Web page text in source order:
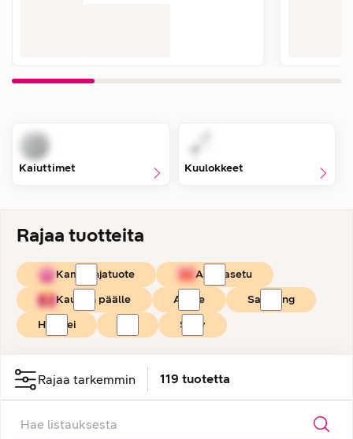
Kaiuttimet Kuulokkeet
Rajaa tuotteita
Kampanjatuote
Asiakasetu
Kaupan päälle
Apple
Samsung
Huawei
Sony
Rajaa tarkemmin 119 tuotetta